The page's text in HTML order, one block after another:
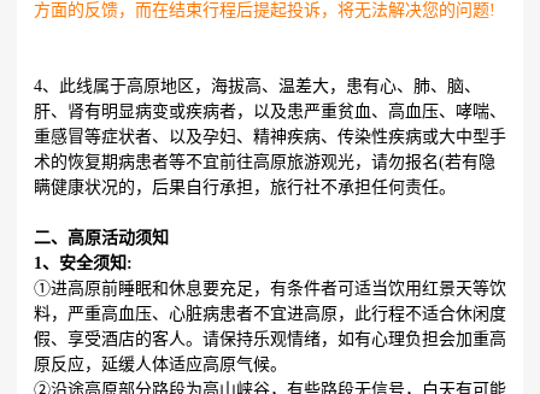
方面的反馈，而在结束行程后提起投诉，将无法解决您的问题!
4、此线属于高原地区，海拔高、温差大，患有心、肺、脑、
肝、肾有明显病变或疾病者，以及患严重贫血、高血压、哮喘、
重感冒等症状者、以及孕妇、精神疾病、传染性疾病或大中型手
术的恢复期病患者等不宜前往高原旅游观光，请勿报名(若有隐
瞒健康状况的，后果自行承担，旅行社不承担任何责任。
二、高原活动须知
1、安全须知:
①进高原前睡眠和休息要充足，有条件者可适当饮用红景天等饮
料，严重高血压、心脏病患者不宜进高原，此行程不适合休闲度
假、享受酒店的客人。请保持乐观情绪，如有心理负担会加重高
原反应，延缓人体适应高原气候。
②沿途高原部分路段为高山峡谷，有些路段无信号，白天有可能